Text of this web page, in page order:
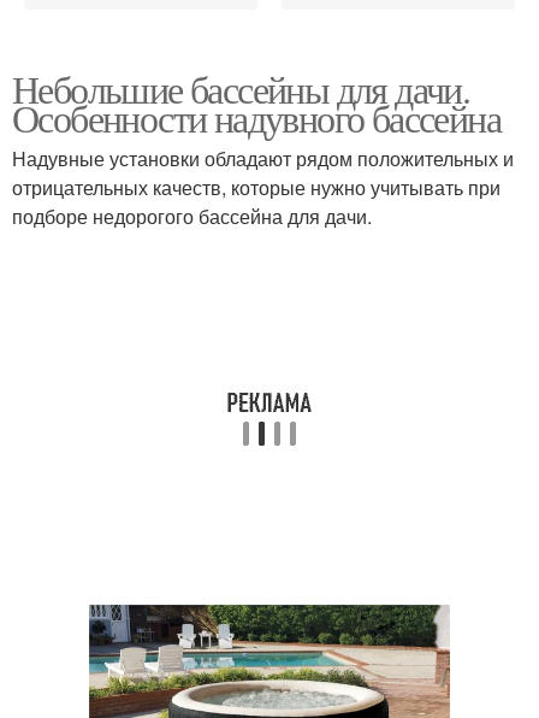
Небольшие бассейны для дачи.
Особенности надувного бассейна
Надувные установки обладают рядом положительных и
отрицательных качеств, которые нужно учитывать при
подборе недорогого бассейна для дачи.